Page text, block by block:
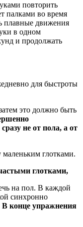
повторить
палками во время
плавные движения
в одном
и продолжать
для быстроты
это должно быть
не от пола, а от
маленьким глотками.
глотками,
на пол. В каждой
синхронно
В конце упражнения